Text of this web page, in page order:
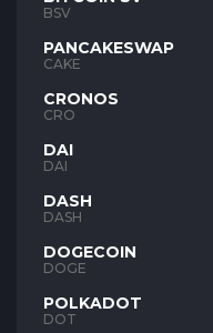
BSV
PANCAKESWAP
CAKE
CRONOS
CRO
DAI
DAI
DASH
DASH
DOGECOIN
DOGE
POLKADOT
DOT